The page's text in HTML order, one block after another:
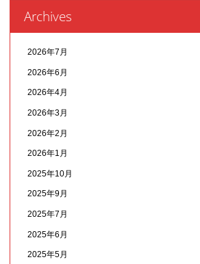
Archives
2026年7月
2026年6月
2026年4月
2026年3月
2026年2月
2026年1月
2025年10月
2025年9月
2025年7月
2025年6月
2025年5月